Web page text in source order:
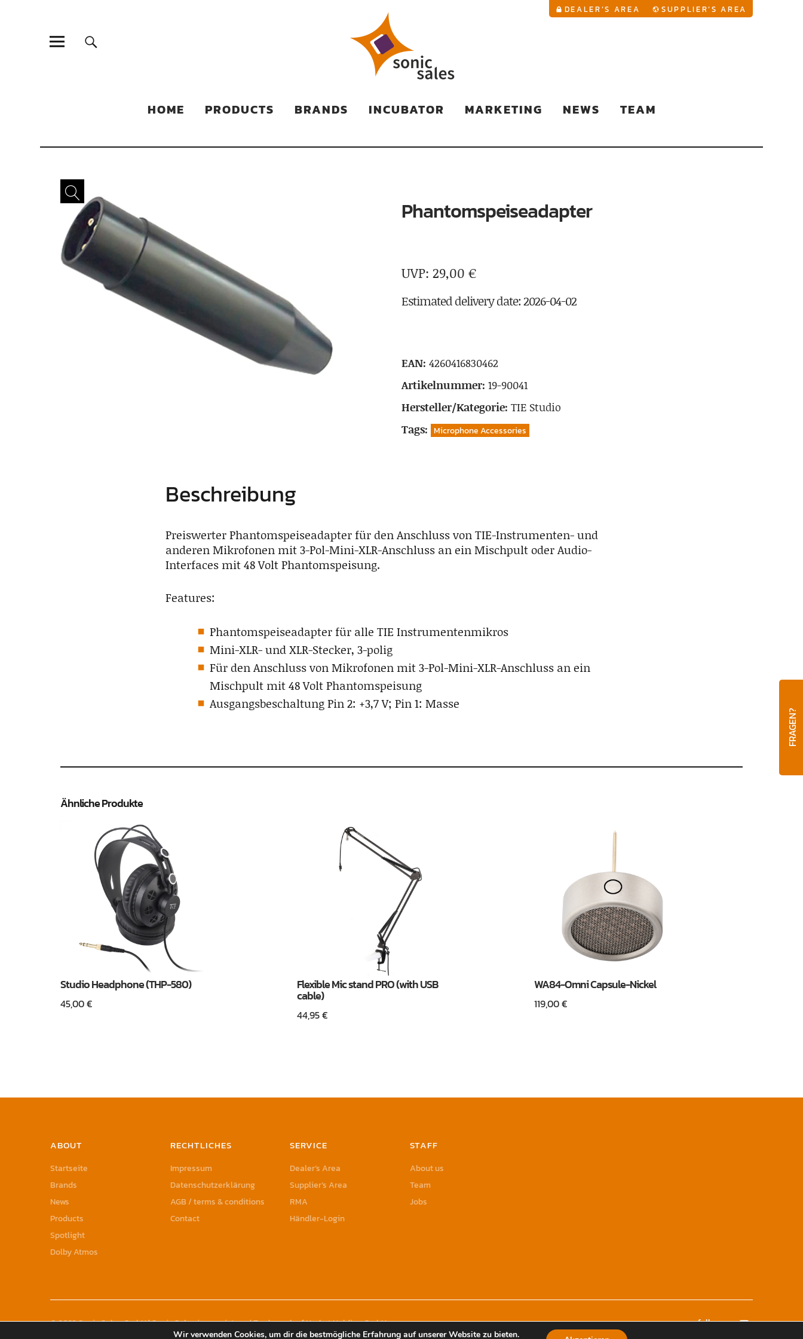
Sonic Sales
DEALER’S AREA SUPPLIER’S AREA
HOME PRODUCTS BRANDS INCUBATOR MARKETING NEWS TEAM
FRAGEN?
Phantomspeiseadapter
29,00 €
Estimated delivery date: 2026-04-02
EAN: 4260416830462
Artikelnummer: 19-90041
Hersteller/Kategorie: TIE Studio
Tags: Microphone Accessories
Beschreibung
Preiswerter Phantomspeiseadapter für den Anschluss von TIE-Instrumenten- und
anderen Mikrofonen mit 3-Pol-Mini-XLR-Anschluss an ein Mischpult oder Audio-
Interfaces mit 48 Volt Phantomspeisung.
Features:
Phantomspeiseadapter für alle TIE Instrumentenmikros
Mini-XLR- und XLR-Stecker, 3-polig
Für den Anschluss von Mikrofonen mit 3-Pol-Mini-XLR-Anschluss an ein
Mischpult mit 48 Volt Phantomspeisung
Ausgangsbeschaltung Pin 2: +3,7 V; Pin 1: Masse
Ähnliche Produkte
Studio Headphone (THP-580)
45,00€
Flexible Mic stand PRO (with USB
cable)
44,95€
WA84-Omni Capsule-Nickel
119,00€
ABOUT
Startseite
Brands
News
Products
Spotlight
Dolby Atmos
RECHTLICHES
Impressum
Datenschutzerklärung
AGB / terms & conditions
Contact
SERVICE
Dealer’s Area
Supplier’s Area
RMA
Händler-Login
STAFF
About us
Team
Jobs
© 2023 Sonic Sales GmbH | Sonic Sales is a registered Trademark of Herbst Holding GmbH
Wir verwenden Cookies, um dir die bestmögliche Erfahrung auf unserer Website zu bieten.